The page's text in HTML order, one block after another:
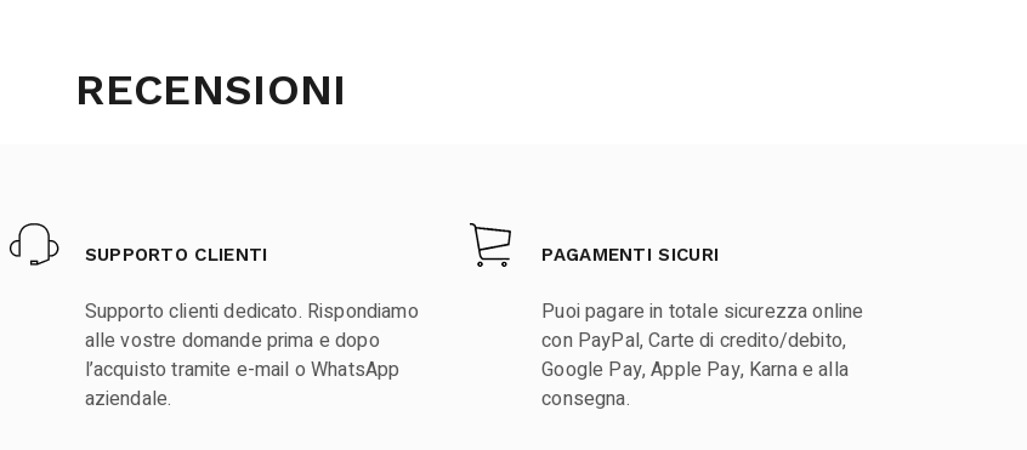
RECENSIONI
SUPPORTO CLIENTI
Supporto clienti dedicato. Rispondiamo
alle vostre domande prima e dopo
l’acquisto tramite e-mail o WhatsApp
aziendale.
PAGAMENTI SICURI
Puoi pagare in totale sicurezza online
con PayPal, Carte di credito/debito,
Google Pay, Apple Pay, Karna e alla
consegna.